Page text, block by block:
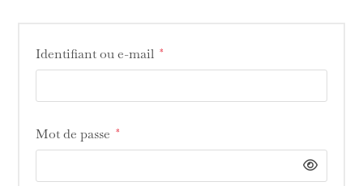
Identifiant ou e-mail *
Mot de passe *